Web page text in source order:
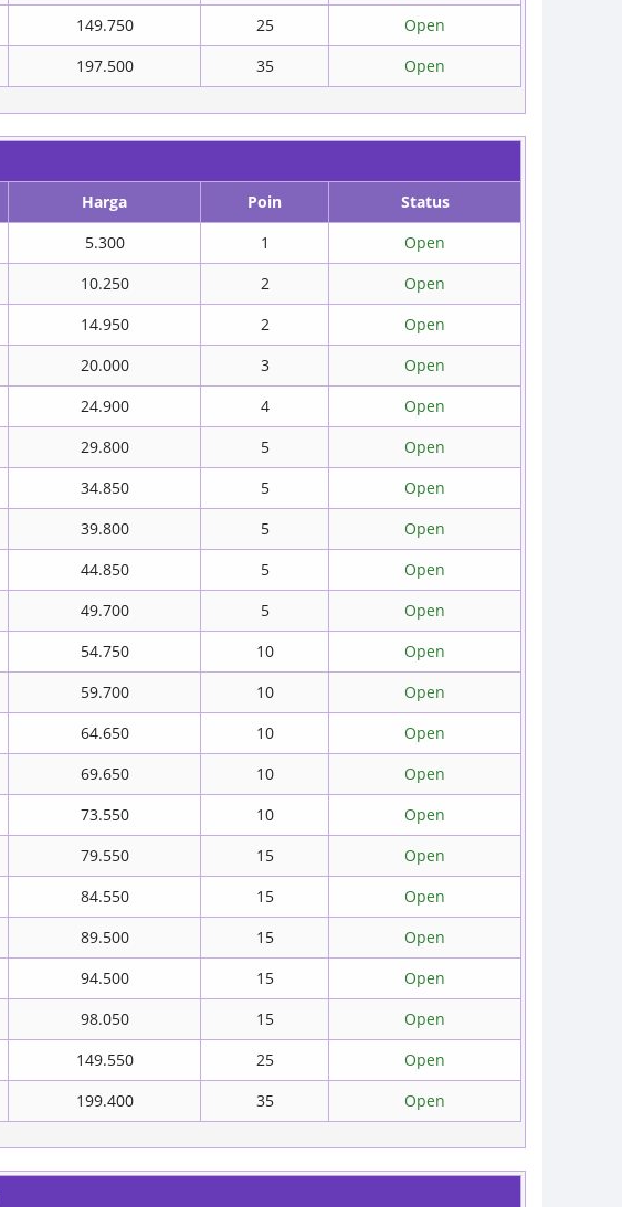
149.750 25
Open
197.500 35 Open
Harga Poin
Status
5.300 1
Open
10.250 2
Open
14.950 2
Open
20.000 3
Open
24.900 4
Open
29.800 5
Open
34.850 5
Open
39.800 5
Open
44.850 5
Open
49.700 5
Open
54.750 10
Open
59.700 10
Open
64.650 10
Open
69.650 10
Open
73.550 10
Open
79.550 15
Open
84.550 15
Open
89.500 15
Open
94.500 15
Open
98.050 15
Open
149.550 25
Open
199.400 35 Open